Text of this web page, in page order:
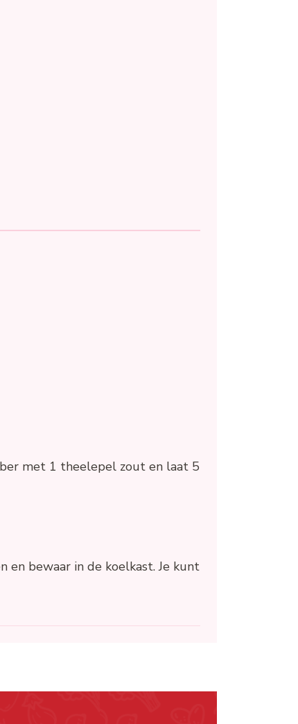
met 1 theelepel zout en laat 5
en bewaar in de koelkast. Je kunt